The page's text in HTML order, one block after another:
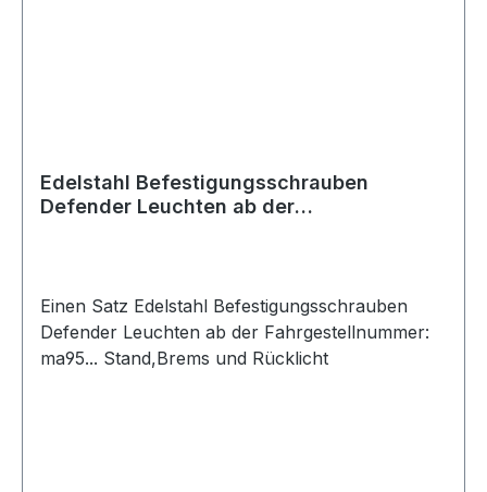
Edelstahl Befestigungsschrauben
Defender Leuchten ab der
Einen Satz Edelstahl Befestigungsschrauben
Defender Leuchten ab der Fahrgestellnummer:
ma95... Stand,Brems und Rücklicht